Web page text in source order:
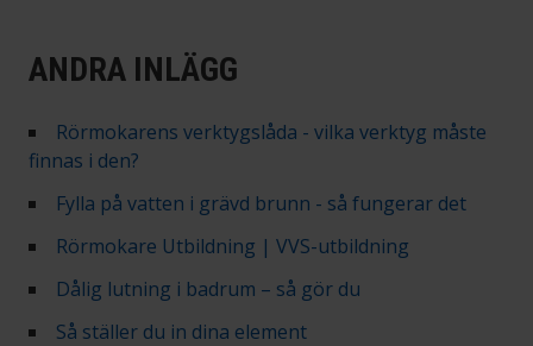
ANDRA INLÄGG
Rörmokarens verktygslåda - vilka verktyg måste
finnas i den?
Fylla på vatten i grävd brunn - så fungerar det
Rörmokare Utbildning | VVS-utbildning
Dålig lutning i badrum – så gör du
Så ställer du in dina element